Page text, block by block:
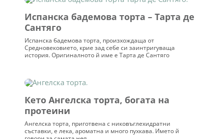
Испанска бадемова торта – Тарта де
Сантяго
Испанска бадемова торта, произхождаща от
Средновековието, крие зад себе си заинтригуваща
история. Оригиналното й име е Тарта де Сантяго
Кето Ангелска торта, богата на
протеини
Ангелска торта, приготвена с никовъглехидратни
съставки, е лека, ароматна и много пухкава. Името й